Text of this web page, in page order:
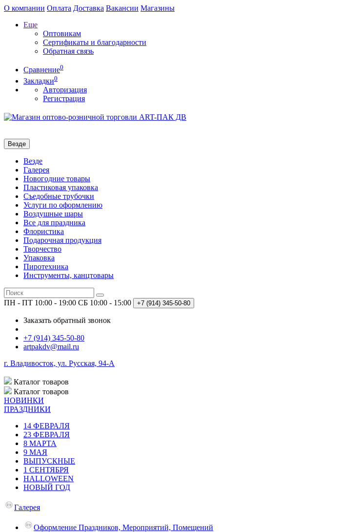
О компании Оплата Доставка Вакансии Магазины
Еще
Оптовикам
Сертификаты и благодарности
Обратная связь
Сравнение0
Закладки0
Авторизация
Регистрация
Везде
Везде
Галерея
Новогодние товары
Пластиковая упаковка
Съедобные трубочки
Услуги по оформлению
Воздушные шары
Все для праздника
Флористика
Подарочная продукция
Творчество
Упаковка
Пиротехника
Инструменты, канцтовары
ПН - ПТ 10:00 - 19:00 СБ 10:00 - 15:00 +7 (914) 345-50-80
Заказать обратный звонок
+7 (914) 345-50-80
artpakdv@mail.ru
г. Владивосток, ул. Русская, 94-А
Каталог товаров
Каталог товаров
НОВИНКИ
ПРАЗДНИКИ
14 ФЕВРАЛЯ
23 ФЕВРАЛЯ
8 МАРТА
9 МАЯ
ВЫПУСКНЫЕ
1 СЕНТЯБРЯ
HALLOWEEN
НОВЫЙ ГОД
Галерея
Оформление Праздников, Мероприятий, Помещений